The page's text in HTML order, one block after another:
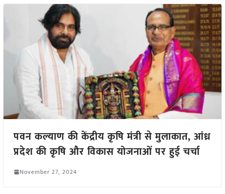
पवन कल्याण की केंद्रीय कृषि मंत्री से मुलाकात, आंध्र
प्रदेश की कृषि और विकास योजनाओं पर हुई चर्चा
November 27, 2024